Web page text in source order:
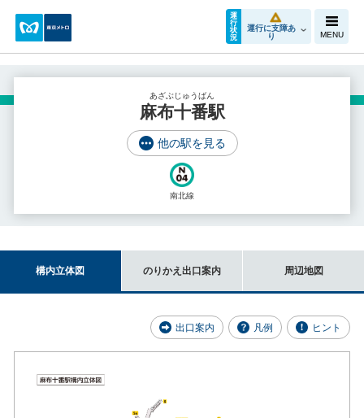
運
行
状
況
運行に支障あ
り
MENU
あざぶじゅうばん
麻布十番駅
他の駅を見る
南北線
構内立体図 のりかえ出口案内 周辺地図
出口案内 凡例 ヒント